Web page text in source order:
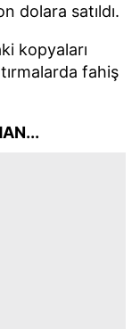
dolara satıldı.
kopyaları
fahiş